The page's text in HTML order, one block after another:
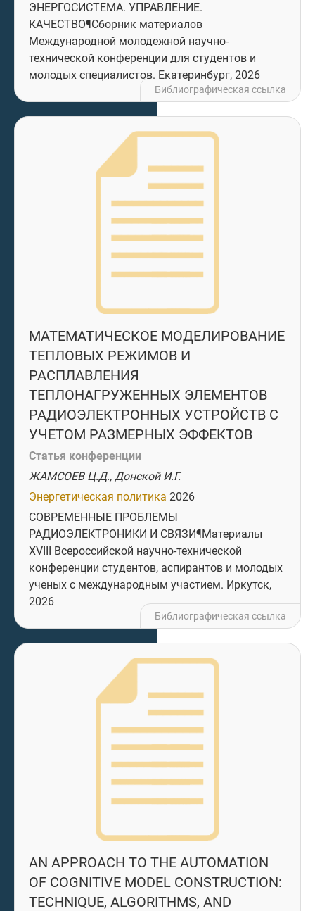
ЭНЕРГОСИСТЕМА. УПРАВЛЕНИЕ.
КАЧЕСТВО¶Сборник материалов
Международной молодежной научно-
технической конференции для студентов и
молодых специалистов. Екатеринбург, 2026
Библиографическая ссылка
МАТЕМАТИЧЕСКОЕ МОДЕЛИРОВАНИЕ
ТЕПЛОВЫХ РЕЖИМОВ И
РАСПЛАВЛЕНИЯ
ТЕПЛОНАГРУЖЕННЫХ ЭЛЕМЕНТОВ
РАДИОЭЛЕКТРОННЫХ УСТРОЙСТВ С
УЧЕТОМ РАЗМЕРНЫХ ЭФФЕКТОВ
Статья конференции
ЖАМСОЕВ Ц.Д., Донской И.Г.
Энергетическая политика 2026
СОВРЕМЕННЫЕ ПРОБЛЕМЫ
РАДИОЭЛЕКТРОНИКИ И СВЯЗИ¶Материалы
ХVIII Всероссийской научно-технической
конференции студентов, аспирантов и молодых
ученых с международным участием. Иркутск,
2026
Библиографическая ссылка
AN APPROACH TO THE AUTOMATION
OF COGNITIVE MODEL CONSTRUCTION:
TECHNIQUE, ALGORITHMS, AND